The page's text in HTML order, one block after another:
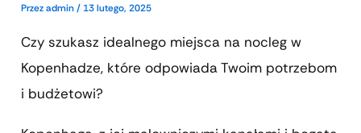
Przezadmin/ 13 lutego, 2025
Czy szukasz idealnego miejsca na nocleg w
Kopenhadze, które odpowiada Twoim potrzebom
i budżetowi?